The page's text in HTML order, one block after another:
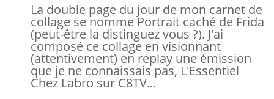
La double page du jour de mon carnet de
collage se nomme Portrait caché de Frida
(peut-être la distinguez vous ?). J'ai
composé ce collage en visionnant
(attentivement) en replay une émission
que je ne connaissais pas, L'Essentiel
Chez Labro sur C8TV...